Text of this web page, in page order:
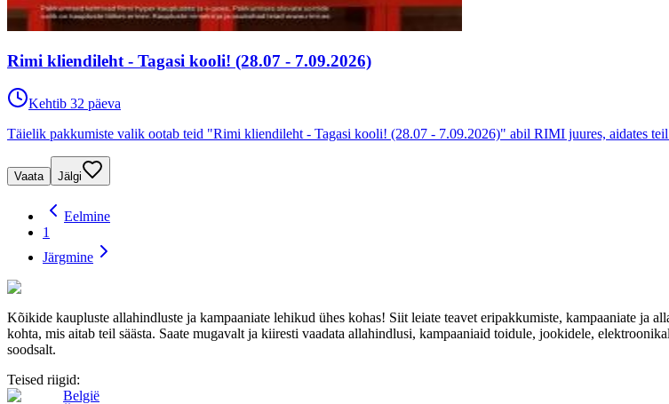
Rimi kliendileht - Tagasi kooli! (28.07 - 7.09.2026)
Kehtib 32 päeva
Täielik pakkumiste valik ootab teid "Rimi kliendileht - Tagasi kooli! (28.07 - 7.09.2026)" abil RIMI juures, aidates teil
Vaata Jälgi
Eelmine
1
Järgmine
Kõikide kaupluste allahindluste ja kampaaniate lehikud ühes kohas! Siit leiate teavet eripakkumiste, kampaaniate
kohta, mis aitab teil säästa. Saate mugavalt ja kiiresti vaadata allahindlusi, kampaaniaid toidule, jookidele,
soodsalt.
Teised riigid:
België